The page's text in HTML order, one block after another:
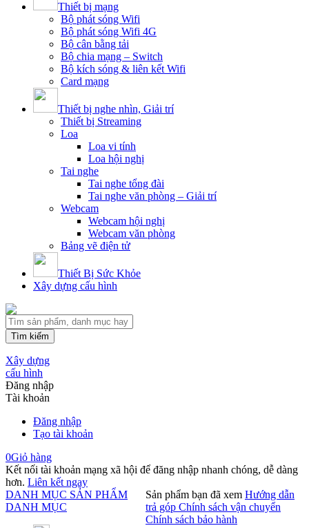
Thiết bị mạng
Bộ phát sóng Wifi
Bộ phát sóng Wifi 4G
Bộ cân bằng tải
Bộ chia mạng – Switch
Bộ kích sóng & liên kết Wifi
Card mạng
Thiết bị nghe nhìn, Giải trí
Thiết bị Streaming
Loa
Loa vi tính
Loa hội nghị
Tai nghe
Tai nghe tổng đài
Tai nghe văn phòng – Giải trí
Webcam
Webcam hội nghị
Webcam văn phòng
Bảng vẽ điện tử
Thiết Bị Sức Khỏe
Xây dựng cấu hình
Tìm kiếm
Xây dựng
cấu hình
Đăng nhập
Tài khoản
Đăng nhập
Tạo tài khoản
0Giỏ hàng
Kết nối tài khoản mạng xã hội để đăng nhập nhanh chóng, dễ dàng
hơn. Liên kết ngay
DANH MỤC SẢN PHẨM
DANH MỤC
Sản phẩm bạn đã xem Hướng dẫn
trả góp Chính sách vận chuyển
Chính sách bảo hành